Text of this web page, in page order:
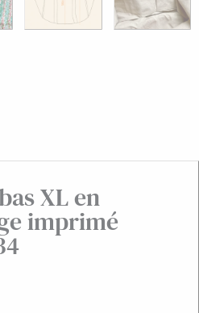
XL en
imprimé